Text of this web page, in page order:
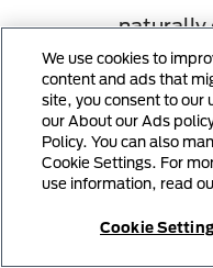
naturally
dietary
59─65.
We use cookies to
content and ads that
site, you consent to our
our About our Ads
Policy. You can also
Cookie Settings. For
use information, read
Cookie